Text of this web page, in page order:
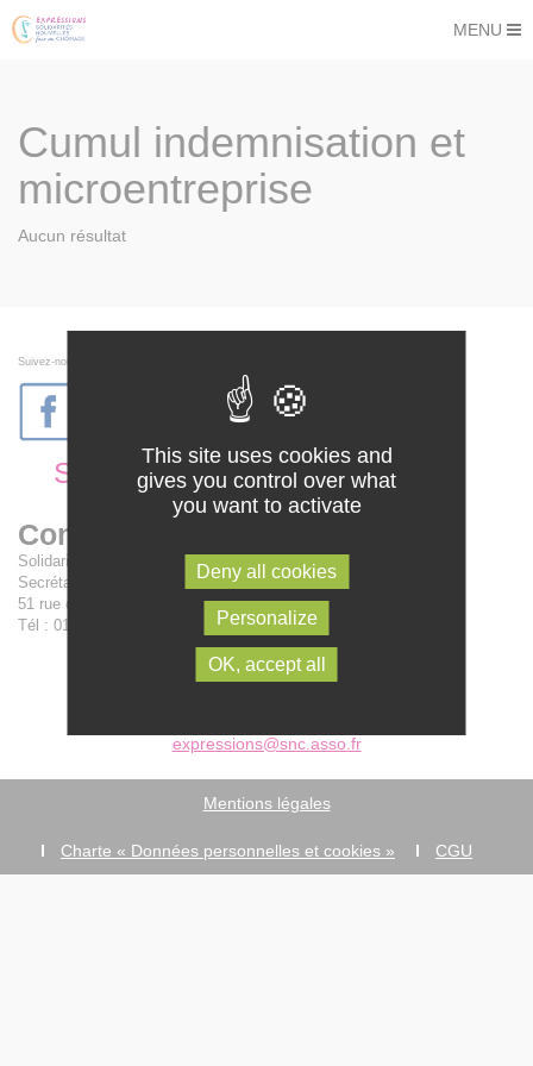
MENU
Cumul indemnisation et
microentreprise
Aucun résultat
Suivez-nous sur les réseaux sociaux
SNC
Expressions
Contactez-nous
Solidarités nouvelles face au chômage
Secrétariat national :
51 rue de la Fédération - 75015 Paris
Tél : 01 42 47 13 40
expressions@snc.asso.fr
Mentions légales
Charte « Données personnelles et cookies » CGU
This site uses cookies and
gives you control over what
you want to activate
Deny all cookies
Personalize
OK, accept all